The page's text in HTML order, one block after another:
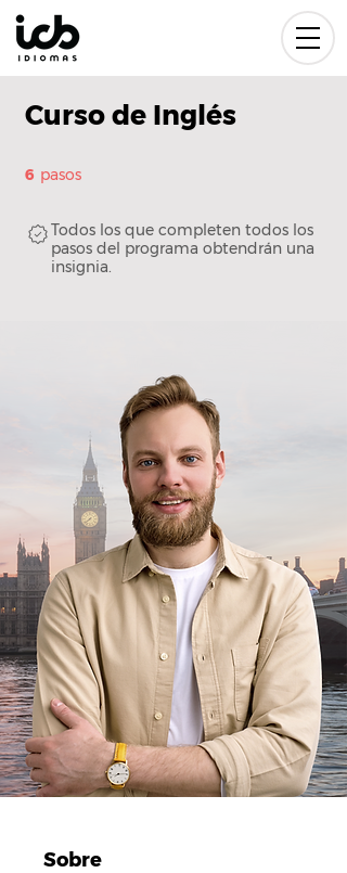
Curso de Inglés
6 pasos
Todos los que completen todos los
pasos del programa obtendrán una
insignia.
Sobre